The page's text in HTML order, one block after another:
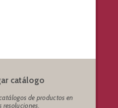
catálogo
de productos en
resoluciones.